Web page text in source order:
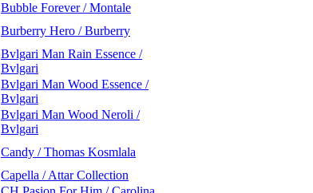
Bubble Forever / Montale
Burberry Hero / Burberry
Bvlgari Man Rain Essence /
Bvlgari
Bvlgari Man Wood Essence /
Bvlgari
Bvlgari Man Wood Neroli /
Bvlgari
Candy / Thomas Kosmlala
Capella / Attar Collection